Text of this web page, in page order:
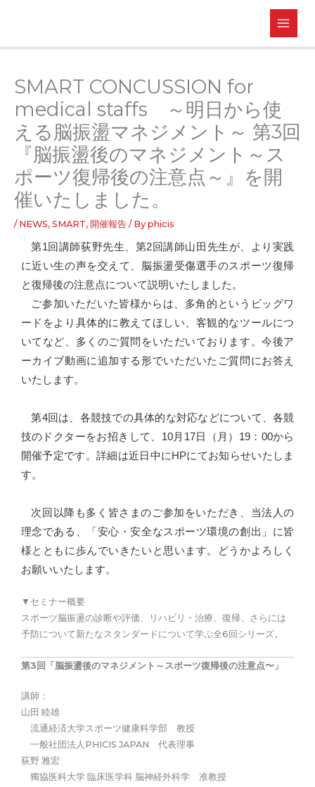
SMART CONCUSSION for
medical staffs ～明日から使
える脳振盪マネジメント～ 第3回
『脳振盪後のマネジメント～ス
ポーツ復帰後の注意点～』を開
催いたしました。
/ NEWS, SMART, 開催報告/ By phicis
第1回講師荻野先生、第2回講師山田先生が、より実践
に近い生の声を交えて、脳振盪受傷選手のスポーツ復帰
と復帰後の注意点について説明いたしました。
ご参加いただいた皆様からは、多角的というビッグワ
ードをより具体的に教えてほしい、客観的なツールにつ
いてなど、多くのご質問をいただいております。今後ア
ーカイブ動画に追加する形でいただいたご質問にお答え
いたします。
第4回は、各競技での具体的な対応などについて、各競
技のドクターをお招きして、 10月 17日（月） 19： 00から
開催予定です。詳細は近日中にHPにてお知らせいたしま
す。
次回以降も多く皆さまのご参加をいただき、当法人の
理念である、「安心・安全なスポーツ環境の創出」に皆
様とともに歩んでいきたいと思います。どうかよろしく
お願いいたします。
▼セミナー概要
スポーツ脳振盪の診断や評価、リハビリ・治療、復帰、さらには
予防について新たなスタンダードについて学ぶ全6回シリーズ。
第3回「脳振盪後のマネジメント～スポーツ復帰後の注意点〜」
講師：
山田 睦雄
流通経済大学スポーツ健康科学部 教授
一般社団法人PHICIS JAPAN 代表理事
荻野 雅宏
獨協医科大学 臨床医学科 脳神経外科学 准教授